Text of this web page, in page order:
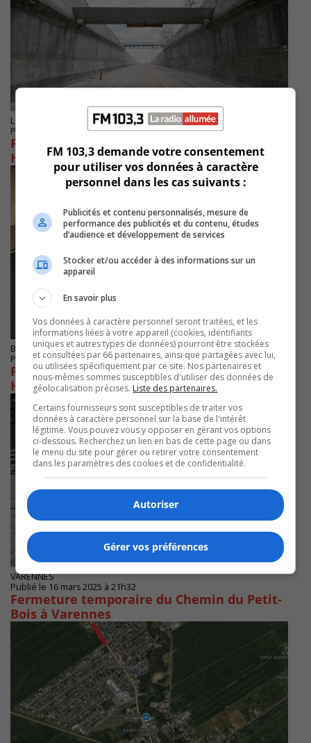
LONGUEUIL
Publié le 1 mai 2025 à 14h02
Fermetures l’autoroute 25 et le tunnel Louis-
Hippolyte-La Fontaine
BOUCHERVILLE
Publié le 25 avril 2025 à 16h44
Fermetures sur l’A 25 et le tunnel Louis-
Hippolyte-La Fontaine
VARENNES
Publié le 16 mars 2025 à 21h32
Fermeture temporaire du Chemin du Petit-
Bois à Varennes
FM 103,3 demande votre consentement
pour utiliser vos données à caractère
personnel dans les cas suivants :
Publicités et contenu personnalisés, mesure de
performance des publicités et du contenu, études
d’audience et développement de services
Stocker et/ou accéder à des informations sur un
appareil
En savoir plus
Vos données à caractère personnel seront traitées, et les
informations liées à votre appareil (cookies, identifiants
uniques et autres types de données) pourront être stockées
et consultées par 66 partenaires, ainsi que partagées avec lui,
ou utilisées spécifiquement par ce site. Nos partenaires et
nous-mêmes sommes susceptibles d'utiliser des données de
géolocalisation précises. Liste des partenaires.
Certains fournisseurs sont susceptibles de traiter vos
données à caractère personnel sur la base de l'intérêt
légitime. Vous pouvez vous y opposer en gérant vos options
ci-dessous. Recherchez un lien en bas de cette page ou dans
le menu du site pour gérer ou retirer votre consentement
dans les paramètres des cookies et de confidentialité.
Autoriser
Gérer vos préférences